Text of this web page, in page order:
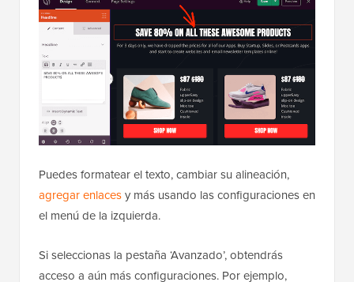
Puedes formatear el texto, cambiar su alineación,
agregar enlacesy más usando las configuraciones en
el menú de la izquierda.
Si seleccionas la pestaña ‘Avanzado’, obtendrás
acceso a aún más configuraciones. Por ejemplo,